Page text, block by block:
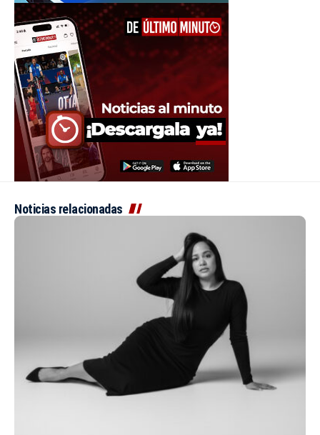
Noticias relacionadas